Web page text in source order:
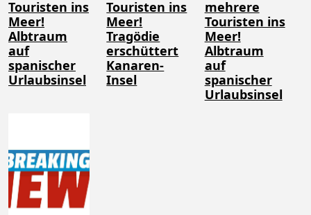
Touristen ins
Meer!
Albtraum
auf
spanischer
Urlaubsinsel
Touristen ins
Meer!
Tragödie
erschüttert
Kanaren-
Insel
mehrere
Touristen ins
Meer!
Albtraum
auf
spanischer
Urlaubsinsel